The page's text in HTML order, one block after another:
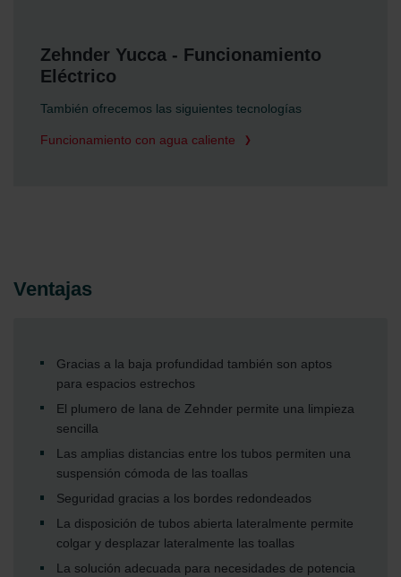
Zehnder Yucca - Funcionamiento
Eléctrico
También ofrecemos las siguientes tecnologías
Funcionamiento con agua caliente
Ventajas
Gracias a la baja profundidad también son aptos
para espacios estrechos
El plumero de lana de Zehnder permite una limpieza
sencilla
Las amplias distancias entre los tubos permiten una
suspensión cómoda de las toallas
Seguridad gracias a los bordes redondeados
La disposición de tubos abierta lateralmente permite
colgar y desplazar lateralmente las toallas
La solución adecuada para necesidades de potencia